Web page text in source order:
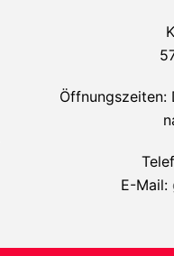
Öffnungszeiten:
E-Mail: